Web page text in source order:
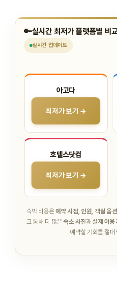
🔑실시간 최저가 플랫폼별 비
실시간 업데이트
아고다
최저가 보기 →
호텔스닷컴
최저가 보기 →
숙박 비용은예약 시점, 인원, 객실 옵션
크 통해 더 많은 숙소 사진과 실제 이용
예약할 기회를 절대